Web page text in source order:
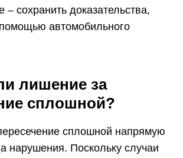
сохранить доказательства,
автомобильного
лишение за
сплошной?
сплошной напрямую
нарушения. Поскольку случаи